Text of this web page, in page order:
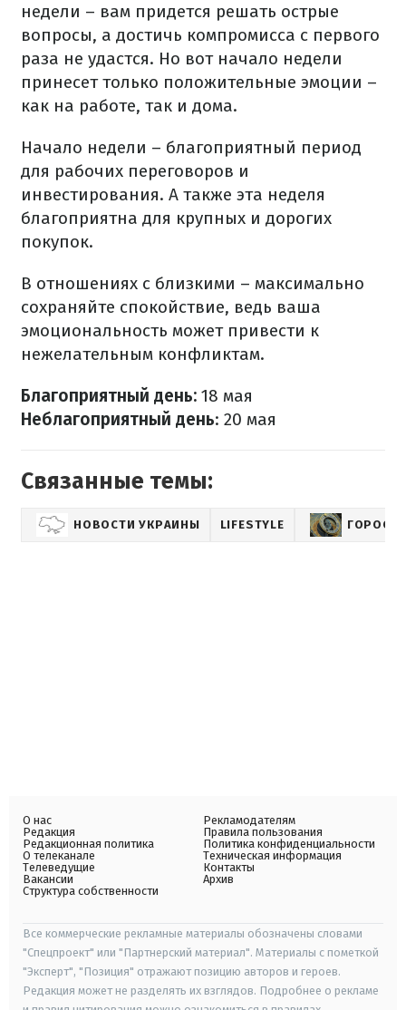
недели – вам придется решать острые
вопросы, а достичь компромисса с первого
раза не удастся. Но вот начало недели
принесет только положительные эмоции –
как на работе, так и дома.
Начало недели – благоприятный период
для рабочих переговоров и
инвестирования. А также эта неделя
благоприятна для крупных и дорогих
покупок.
В отношениях с близкими – максимально
сохраняйте спокойствие, ведь ваша
эмоциональность может привести к
нежелательным конфликтам.
Благоприятный день: 18 мая
Неблагоприятный день: 20 мая
Связанные темы:
НОВОСТИ УКРАИНЫ LIFESTYLE
О нас
Редакция
Редакционная политика
О телеканале
Телеведущие
Вакансии
Структура собственности
Рекламодателям
Правила пользования
Политика конфиденциальности
Техническая информация
Контакты
Архив
Все коммерческие рекламные материалы обозначены словами
"Спецпроект" или "Партнерский материал". Материалы с пометкой
"Эксперт", "Позиция" отражают позицию авторов и героев.
Редакция может не разделять их взглядов. Подробнее о рекламе